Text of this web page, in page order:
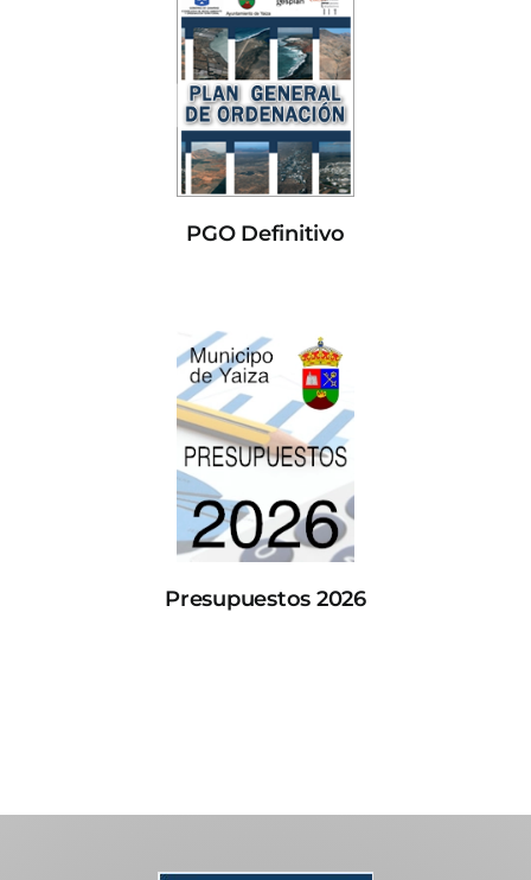
PGO Definitivo
Presupuestos 2026